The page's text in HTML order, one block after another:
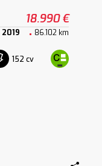
18.990 €
2019 86.102 km
152 cv